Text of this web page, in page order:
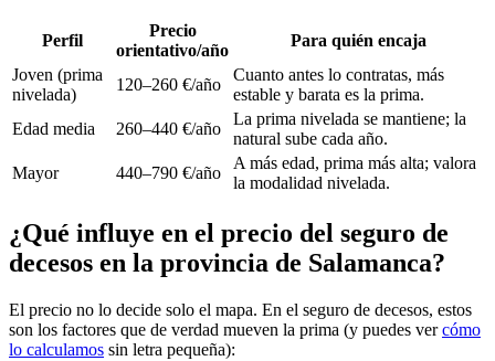
Perfil
Precio
orientativo/año
Para quién encaja
Joven (prima
nivelada)
120–260 €/año
Cuanto antes lo contratas, más
estable y barata es la prima.
Edad media
260–440 €/año
La prima nivelada se mantiene; la
natural sube cada año.
Mayor
440–790 €/año
A más edad, prima más alta; valora
la modalidad nivelada.
¿Qué influye en el precio del seguro de
decesos en la provincia de Salamanca?
El precio no lo decide solo el mapa. En el seguro de decesos, estos
son los factores que de verdad mueven la prima (y puedes vercómo
lo calculamos sin letra pequeña):